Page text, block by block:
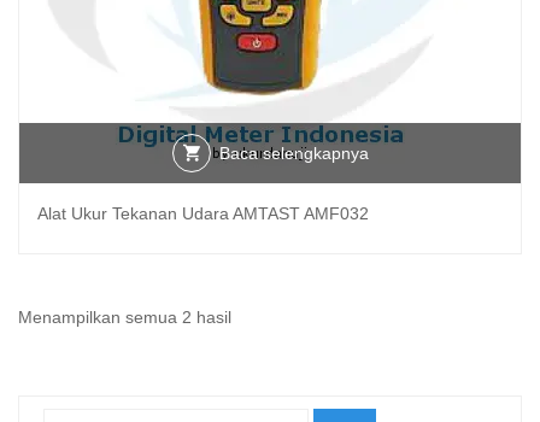
Baca selengkapnya
Alat Ukur Tekanan Udara AMTAST AMF032
Menampilkan semua 2 hasilDiurutkan